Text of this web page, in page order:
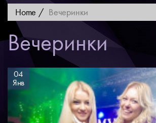
Home Вечеринки
Вечеринки
04
Янв